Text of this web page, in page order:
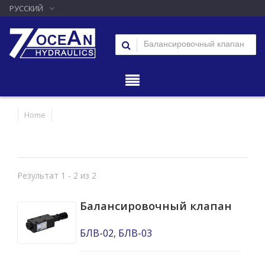
РУССКИЙ
Home
Результат 1 - 2 из 2
Балансировочный клапан
БЛВ-02, БЛВ-03